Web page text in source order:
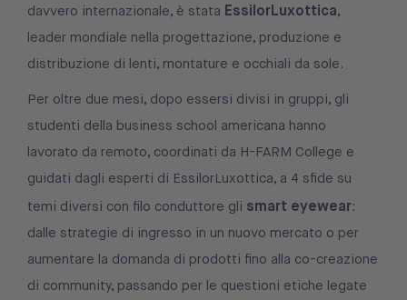
davvero internazionale, è stata EssilorLuxottica,
leader mondiale nella progettazione, produzione e
distribuzione di lenti, montature e occhiali da sole.
Per oltre due mesi, dopo essersi divisi in gruppi, gli
studenti della business school americana hanno
lavorato da remoto, coordinati da H-FARM College e
guidati dagli esperti di EssilorLuxottica, a 4 sfide su
temi diversi con filo conduttore gli smart eyewear:
dalle strategie di ingresso in un nuovo mercato o per
aumentare la domanda di prodotti fino alla co-creazione
di community, passando per le questioni etiche legate